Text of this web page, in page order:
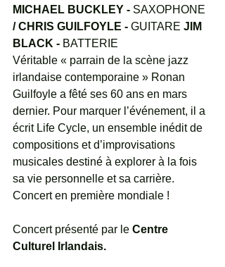
MICHAEL BUCKLEY - SAXOPHONE
/ CHRIS GUILFOYLE - GUITARE JIM
BLACK - BATTERIE
Véritable « parrain de la scène jazz
irlandaise contemporaine » Ronan
Guilfoyle a fêté ses 60 ans en mars
dernier. Pour marquer l’événement, il a
écrit Life Cycle, un ensemble inédit de
compositions et d’improvisations
musicales destiné à explorer à la fois
sa vie personnelle et sa carrière.
Concert en première mondiale !
Concert présenté par le Centre
Culturel Irlandais.